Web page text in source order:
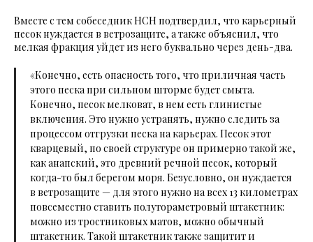
Вместе с тем собеседник НСН подтвердил, что карьерный
песок нуждается в ветрозащите, а также объяснил, что
мелкая фракция уйдет из него буквально через день-два.
«Конечно, есть опасность того, что приличная часть
этого песка при сильном шторме будет смыта.
Конечно, песок мелковат, в нем есть глинистые
включения. Это нужно устранять, нужно следить за
процессом отгрузки песка на карьерах. Песок этот
кварцевый, по своей структуре он примерно такой же,
как анапский, это древний речной песок, который
когда-то был берегом моря. Безусловно, он нуждается
в ветрозащите — для этого нужно на всех 13 километрах
повсеместно ставить полутораметровый штакетник:
можно из тростниковых матов, можно обычный
штакетник. Такой штакетник также защитит и